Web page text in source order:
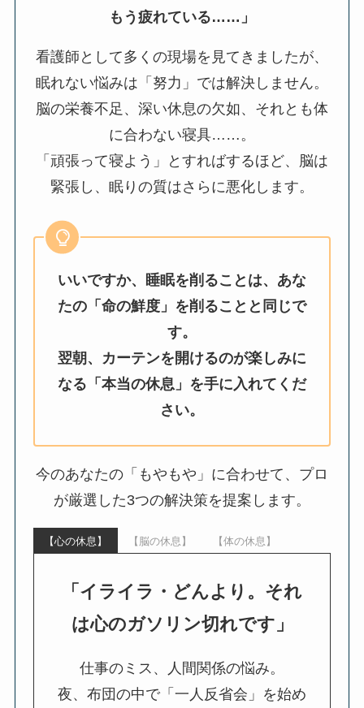
もう疲れている……」
看護師として多くの現場を見てきましたが、
眠れない悩みは「努力」では解決しません。
脳の栄養不足、深い休息の欠如、それとも体
に合わない寝具……。
「頑張って寝よう」とすればするほど、脳は
緊張し、眠りの質はさらに悪化します。
いいですか、睡眠を削ることは、あな
たの「命の鮮度」を削ることと同じで
す。
翌朝、カーテンを開けるのが楽しみに
なる「本当の休息」を手に入れてくだ
さい。
今のあなたの「もやもや」に合わせて、プロ
が厳選した3つの解決策を提案します。
【心の休息】 【脳の休息】 【体の休息】
「イライラ・どんより。それ
は心のガソリン切れです」
仕事のミス、人間関係の悩み。
夜、布団の中で「一人反省会」を始め